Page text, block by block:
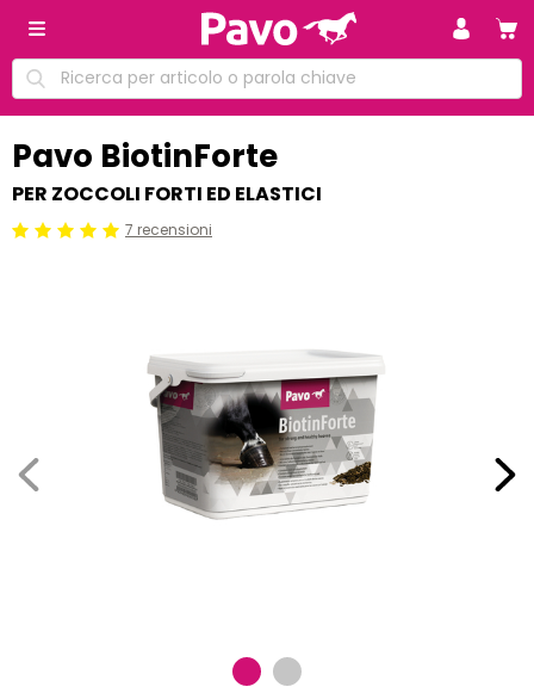
Pavo BiotinForte
PER ZOCCOLI FORTI ED ELASTICI
Beoordeling: 5/5 7 recensioni